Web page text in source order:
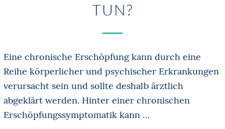
TUN?
Eine chronische Erschöpfung kann durch eine
Reihe körperlicher und psychischer Erkrankungen
verursacht sein und sollte deshalb ärztlich
abgeklärt werden. Hinter einer chronischen
Erschöpfungssymptomatik kann …